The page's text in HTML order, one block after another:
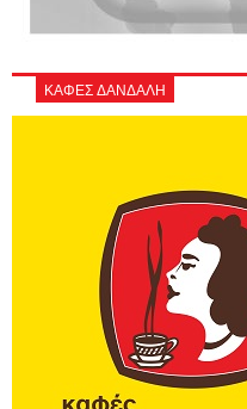
ΚΑΦΕΣ ΔΑΝΔΑΛΗ